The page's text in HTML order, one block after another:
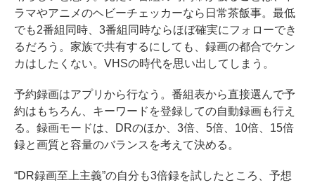
ラマやアニメのヘビーチェッカーなら日常茶飯事。最低
でも2番組同時、3番組同時ならほぼ確実にフォローでき
るだろう。家族で共有するにしても、録画の都合でケン
カはしたくない。VHSの時代を思い出してしまう。
予約録画はアプリから行なう。番組表から直接選んで予
約はもちろん、キーワードを登録しての自動録画も行え
る。録画モードは、DRのほか、3倍、5倍、10倍、15倍
録と画質と容量のバランスを考えて決める。
“DR録画至上主義”の自分も3倍録を試したところ、予想